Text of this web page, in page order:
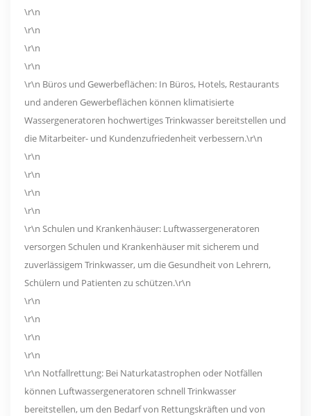
\r\n
\r\n
\r\n
\r\n
\r\n Büros und Gewerbeflächen: In Büros, Hotels, Restaurants
und anderen Gewerbeflächen können klimatisierte
Wassergeneratoren hochwertiges Trinkwasser bereitstellen und
die Mitarbeiter- und Kundenzufriedenheit verbessern.\r\n
\r\n
\r\n
\r\n
\r\n
\r\n Schulen und Krankenhäuser: Luftwassergeneratoren
versorgen Schulen und Krankenhäuser mit sicherem und
zuverlässigem Trinkwasser, um die Gesundheit von Lehrern,
Schülern und Patienten zu schützen.\r\n
\r\n
\r\n
\r\n
\r\n
\r\n Notfallrettung: Bei Naturkatastrophen oder Notfällen
können Luftwassergeneratoren schnell Trinkwasser
bereitstellen, um den Bedarf von Rettungskräften und von